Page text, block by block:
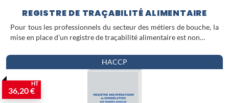
REGISTRE DE TRAÇABILITÉ ALIMENTAIRE
Pour tous les professionnels du secteur des métiers de bouche, la
mise en place d'un registre de traçabilité alimentaire est non…
HACCP
36,20 €
HT